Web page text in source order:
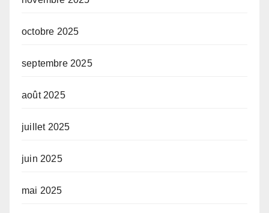
octobre 2025
septembre 2025
août 2025
juillet 2025
juin 2025
mai 2025